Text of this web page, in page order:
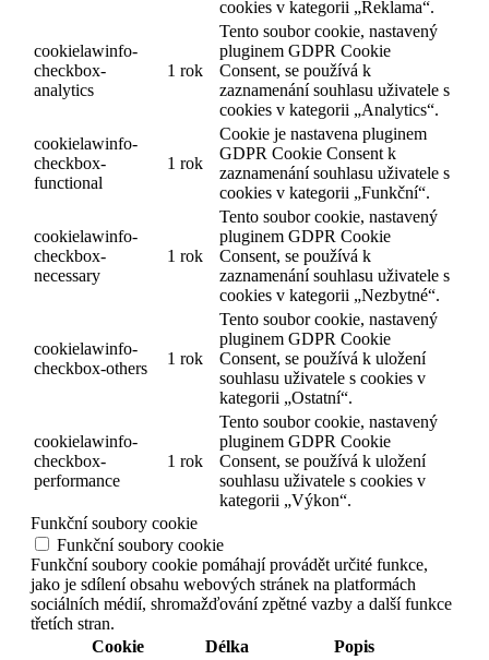
cookies v kategorii „Reklama“.
cookielawinfo-
checkbox-
analytics
1 rok
Tento soubor cookie, nastavený
pluginem GDPR Cookie
Consent, se používá k
zaznamenání souhlasu uživatele s
cookies v kategorii „Analytics“.
cookielawinfo-
checkbox-
functional
1 rok
Cookie je nastavena pluginem
GDPR Cookie Consent k
zaznamenání souhlasu uživatele s
cookies v kategorii „Funkční“.
cookielawinfo-
checkbox-
necessary
1 rok
Tento soubor cookie, nastavený
pluginem GDPR Cookie
Consent, se používá k
zaznamenání souhlasu uživatele s
cookies v kategorii „Nezbytné“.
cookielawinfo-
checkbox-others
1 rok
Tento soubor cookie, nastavený
pluginem GDPR Cookie
Consent, se používá k uložení
souhlasu uživatele s cookies v
kategorii „Ostatní“.
cookielawinfo-
checkbox-
performance
1 rok
Tento soubor cookie, nastavený
pluginem GDPR Cookie
Consent, se používá k uložení
souhlasu uživatele s cookies v
kategorii „Výkon“.
Funkční soubory cookie
Funkční soubory cookie
Funkční soubory cookie pomáhají provádět určité funkce,
jako je sdílení obsahu webových stránek na platformách
sociálních médií, shromažďování zpětné vazby a další funkce
třetích stran.
Cookie
Délka Popis